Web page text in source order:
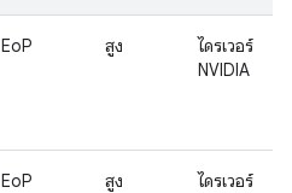
EoP สูง
ไดรเวอร์
NVIDIA
EoP สูง
ไดรเวอร์